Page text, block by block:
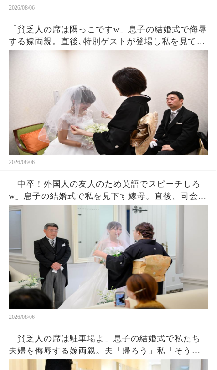
2026/08/06
「貧乏人の席は隅っこですw」息子の結婚式で侮辱
する嫁両親。直後､特別ゲストが登場し私を見て
「社長！お元気そうで」嫁両親「え？」180度立場
2026/08/06
「中卒！外国人の友人のため英語でスピーチしろ
w」息子の結婚式で私を見下す嫁母。直後、司会が
私を名前を呼ぶと外国人「久しぶりダネ、社
長！」嫁母「え？」→壇上で完璧な英語を私がペ
ラペラ話した結果
2026/08/06
「貧乏人の席は駐車場よ」息子の結婚式で私たち
夫婦を侮辱する嫁両親。夫「帰ろう」私「そう
ね…」翌日、ある衝撃の事実を知った嫁両親から